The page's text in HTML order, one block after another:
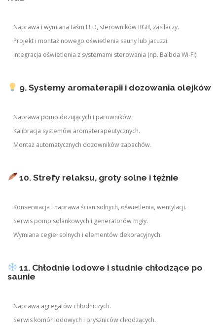
Naprawa i wymiana taśm LED, sterowników RGB, zasilaczy.
Projekt i montaż nowego oświetlenia sauny lub jacuzzi.
Integracja oświetlenia z systemami sterowania (np. Balboa Wi-Fi).
9. Systemy aromaterapii i dozowania olejków
Naprawa pomp dozujących i parowników.
Kalibracja systemów aromaterapeutycznych.
Montaż automatycznych dozowników zapachów.
10. Strefy relaksu, groty solne i tężnie
Konserwacja i naprawa ścian solnych, oświetlenia, wentylacji.
Serwis pomp solankowych i generatorów mgły.
Wymiana cegieł solnych i elementów dekoracyjnych.
11. Chłodnie lodowe i studnie chłodzące po
saunie
Naprawa agregatów chłodniczych.
Serwis komór lodowych i pryszniców chłodzących.